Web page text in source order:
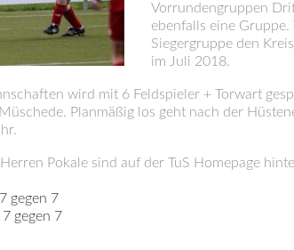
Vorrundengruppen
ebenfalls eine
Siegergruppe den
im Juli 2018.
wird mit 6 Feldspieler + Torwart
Planmäßig los geht nach der
Pokale sind auf der TuS Homepage
gegen 7
gegen 7